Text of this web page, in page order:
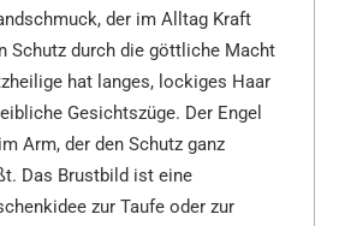
der im Alltag Kraft
Schutz durch die göttliche Macht
hat langes, lockiges Haar
Gesichtszüge. Der Engel
Arm, der den Schutz ganz
Das Brustbild ist eine
zur Taufe oder zur